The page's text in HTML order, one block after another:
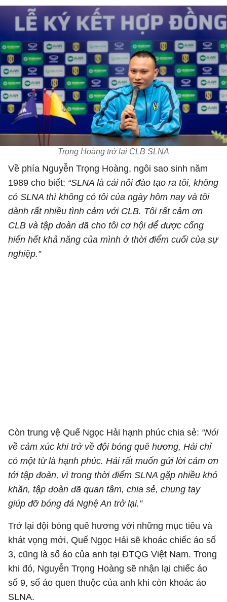
Trọng Hoàng trở lại CLB SLNA
Về phía Nguyễn Trọng Hoàng, ngôi sao sinh năm
1989 cho biết: “SLNA là cái nôi đào tạo ra tôi, không
có SLNA thì không có tôi của ngày hôm nay và tôi
dành rất nhiều tình cảm với CLB. Tôi rất cảm ơn
CLB và tập đoàn đã cho tôi cơ hội để được cống
hiến hết khả năng của mình ở thời điểm cuối của sự
nghiệp.”
Còn trung vệ Quế Ngọc Hải hạnh phúc chia sẻ: “Nói
về cảm xúc khi trở về đội bóng quê hương, Hải chỉ
có một từ là hạnh phúc. Hải rất muốn gửi lời cảm ơn
tới tập đoàn, vì trong thời điểm SLNA gặp nhiều khó
khăn, tập đoàn đã quan tâm, chia sẻ, chung tay
giúp đỡ bóng đá Nghệ An trở lại.”
Trở lại đội bóng quê hương với những mục tiêu và
khát vọng mới, Quế Ngọc Hải sẽ khoác chiếc áo số
3, cũng là số áo của anh tại ĐTQG Việt Nam. Trong
khi đó, Nguyễn Trọng Hoàng sẽ nhận lại chiếc áo
số 9, số áo quen thuộc của anh khi còn khoác áo
SLNA.